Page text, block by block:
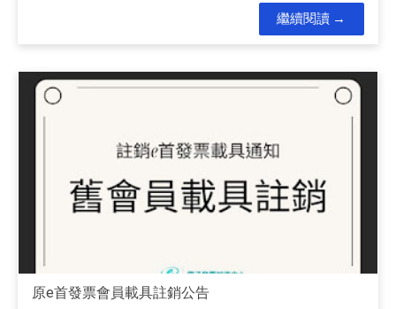
繼續閱讀
原e首發票會員載具註銷公告